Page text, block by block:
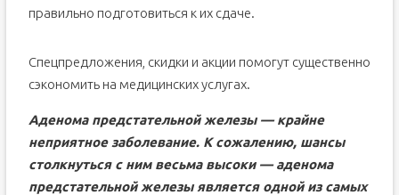
правильно подготовиться к их сдаче.
Спецпредложения, скидки и акции помогут существенно
сэкономить на медицинских услугах.
Аденома предстательной железы — крайне
неприятное заболевание. К сожалению, шансы
столкнуться с ним весьма высоки — аденома
предстательной железы является одной из самых